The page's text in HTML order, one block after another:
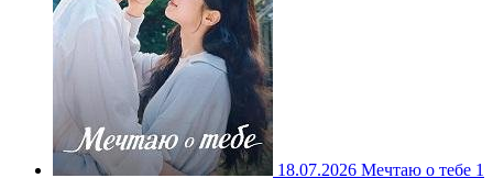
18.07.2026 Мечтаю о тебе 1